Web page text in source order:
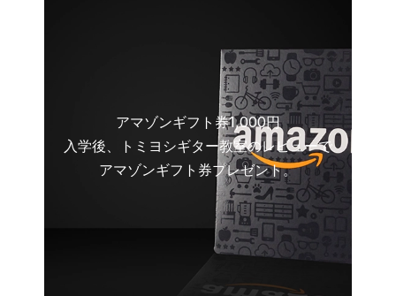
アマゾンギフト券1,000円
入学後、トミヨシギター教室のレビューで
アマゾンギフト券プレゼント。